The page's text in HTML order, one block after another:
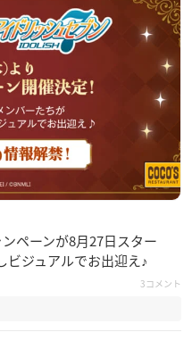
ペーンが8月27日スター
ビジュアルでお出迎え♪
3コメント